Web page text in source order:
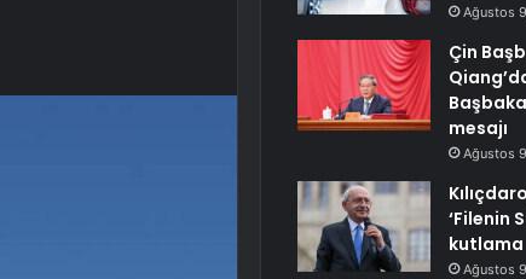
Ağustos
Çin
mesajı
Ağustos
‘Filenin
kutlama
Ağustos